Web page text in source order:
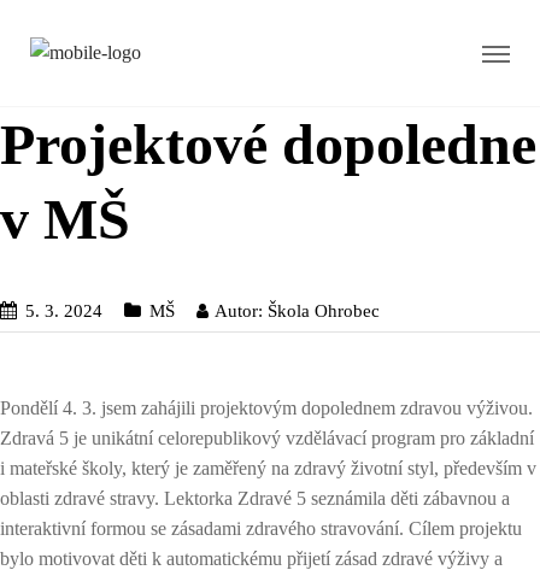
Projektové dopoledne
v MŠ
5. 3. 2024 MŠ Autor: Škola Ohrobec
Pondělí 4. 3. jsem zahájili projektovým dopolednem zdravou výživou.
Zdravá 5 je unikátní celorepublikový vzdělávací program pro základní
i mateřské školy, který je zaměřený na zdravý životní styl, především v
oblasti zdravé stravy. Lektorka Zdravé 5 seznámila děti zábavnou a
interaktivní formou se zásadami zdravého stravování. Cílem projektu
bylo motivovat děti k automatickému přijetí zásad zdravé výživy a